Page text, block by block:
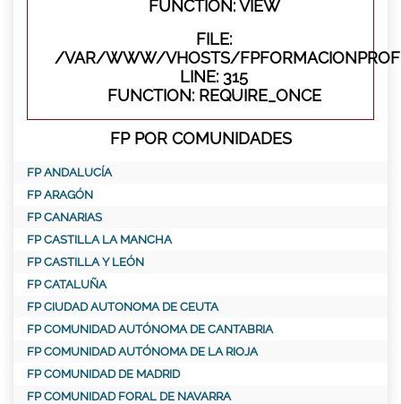
FUNCTION: VIEW
FILE:
/VAR/WWW/VHOSTS/
LINE: 315
FUNCTION: REQUIRE_ONCE
FP POR COMUNIDADES
FP ANDALUCÍA
FP ARAGÓN
FP CANARIAS
FP CASTILLA LA MANCHA
FP CASTILLA Y LEÓN
FP CATALUÑA
FP CIUDAD AUTONOMA DE CEUTA
FP COMUNIDAD AUTÓNOMA DE CANTABRIA
FP COMUNIDAD AUTÓNOMA DE LA RIOJA
FP COMUNIDAD DE MADRID
FP COMUNIDAD FORAL DE NAVARRA